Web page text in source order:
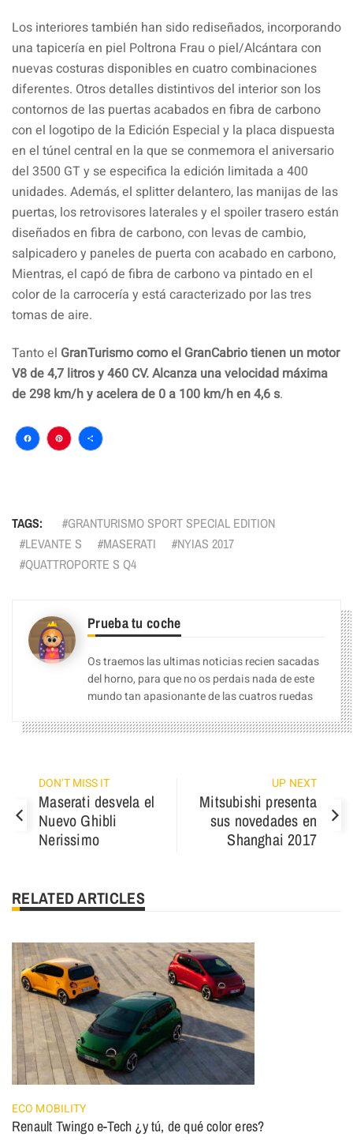
Los interiores también han sido rediseñados, incorporando
una tapicería en piel Poltrona Frau o piel/Alcántara con
nuevas costuras disponibles en cuatro combinaciones
diferentes. Otros detalles distintivos del interior son los
contornos de las puertas acabados en fibra de carbono
con el logotipo de la Edición Especial y la placa dispuesta
en el túnel central en la que se conmemora el aniversario
del 3500 GT y se especifica la edición limitada a 400
unidades. Además, el splitter delantero, las manijas de las
puertas, los retrovisores laterales y el spoiler trasero están
diseñados en fibra de carbono, con levas de cambio,
salpicadero y paneles de puerta con acabado en carbono,
Mientras, el capó de fibra de carbono va pintado en el
color de la carrocería y está caracterizado por las tres
tomas de aire.
Tanto el GranTurismo como el GranCabrio tienen un motor
V8 de 4,7 litros y 460 CV. Alcanza una velocidad máxima
de 298 km/h y acelera de 0 a 100 km/h en 4,6 s.
Facebook
Pinterest
Compartir
TAGS:
GRANTURISMO SPORT SPECIAL EDITION
LEVANTE S
MASERATI
NYIAS 2017
QUATTROPORTE S Q4
Prueba tu coche
Os traemos las ultimas noticias recien sacadas
del horno, para que no os perdais nada de este
mundo tan apasionante de las cuatros ruedas
DON'T MISS IT
Maserati desvela el
Nuevo Ghibli
Nerissimo
UP NEXT
Mitsubishi presenta
sus novedades en
Shanghai 2017
RELATED ARTICLES
ECO MOBILITY
Renault Twingo e-Tech ¿y tú, de qué color eres?